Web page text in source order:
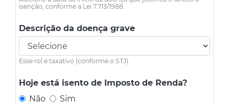
isenção, conforme a Lei 7.713/1988.
Descrição da doença grave
Esse rol é taxativo (conforme o STJ).
Hoje está isento de Imposto de Renda?
Não
Sim